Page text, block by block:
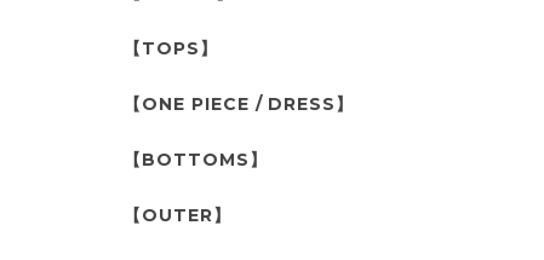
【TOPS】
【ONE PIECE / DRESS】
【BOTTOMS】
【OUTER】